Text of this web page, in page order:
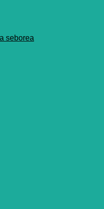
seborea